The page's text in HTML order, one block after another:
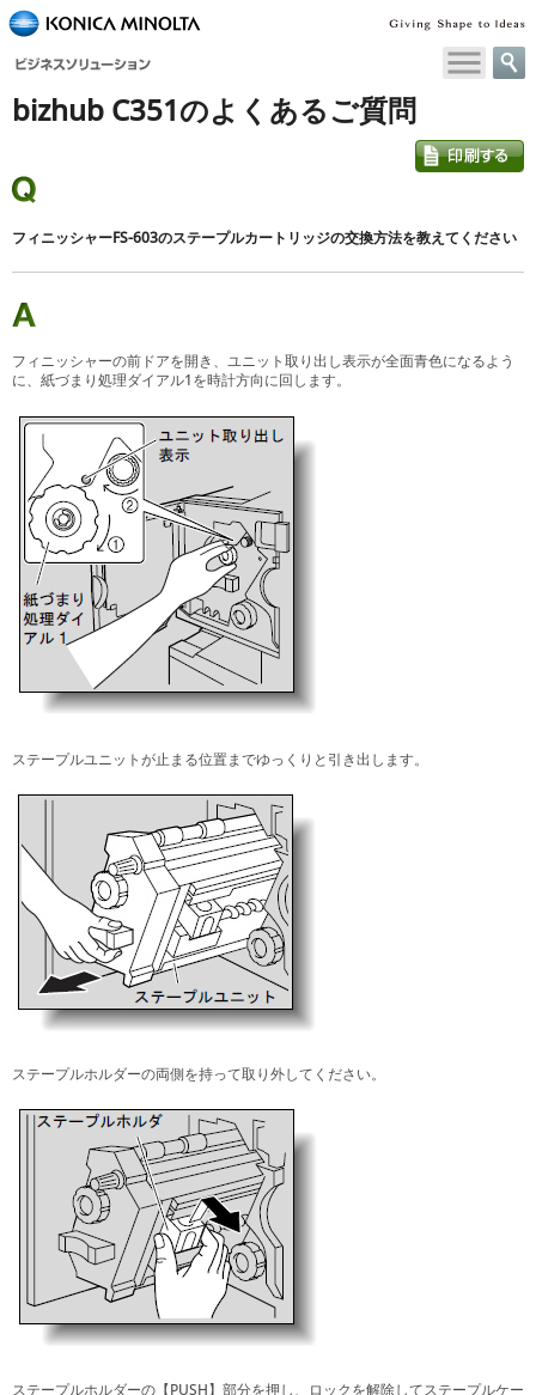
ペ
ー
内
用
の
リ
で
す
本
文
動
し
ま
す
bizhub C351のよくあるご質問
フィニッシャーFS-603のステープルカートリッジの交換方法を教えてください
フィニッシャーの前ドアを開き、ユニット取り出し表示が全面青色になるよう
に、紙づまり処理ダイアル1を時計方向に回します。
ステープルユニットが止まる位置までゆっくりと引き出します。
ステープルホルダーの両側を持って取り外してください。
ステープルホルダーの【PUSH】部分を押し、ロックを解除してステープルケー